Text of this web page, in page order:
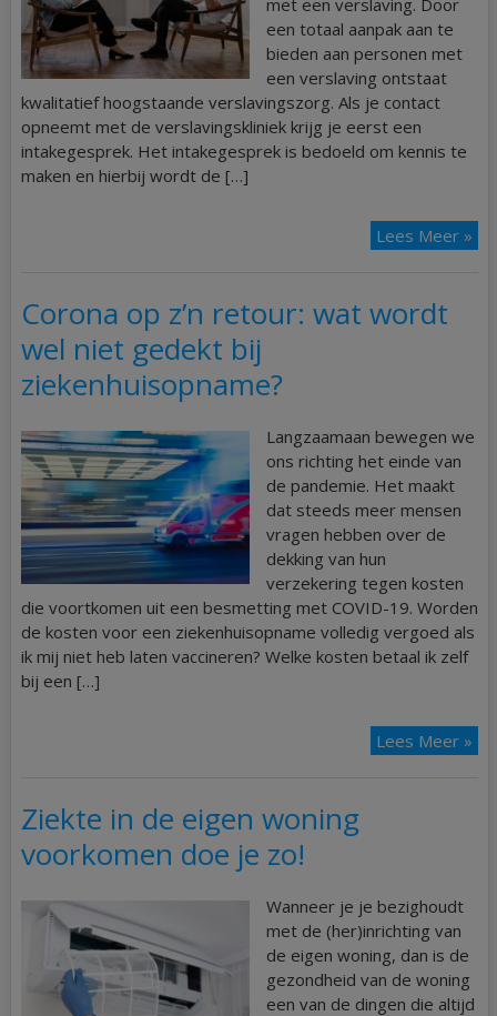
met een verslaving. Door
een totaal aanpak aan te
bieden aan personen met
een verslaving ontstaat
kwalitatief hoogstaande verslavingszorg. Als je contact
opneemt met de verslavingskliniek krijg je eerst een
intakegesprek. Het intakegesprek is bedoeld om kennis te
maken en hierbij wordt de […]
Lees Meer »
Corona op z’n retour: wat wordt
wel niet gedekt bij
ziekenhuisopname?
Langzaamaan bewegen we
ons richting het einde van
de pandemie. Het maakt
dat steeds meer mensen
vragen hebben over de
dekking van hun
verzekering tegen kosten
die voortkomen uit een besmetting met COVID-19. Worden
de kosten voor een ziekenhuisopname volledig vergoed als
ik mij niet heb laten vaccineren? Welke kosten betaal ik zelf
bij een […]
Lees Meer »
Ziekte in de eigen woning
voorkomen doe je zo!
Wanneer je je bezighoudt
met de (her)inrichting van
de eigen woning, dan is de
gezondheid van de woning
een van de dingen die altijd